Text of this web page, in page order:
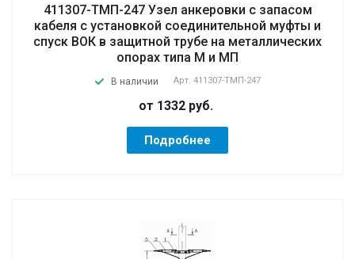
411307-ТМП-247 Узел анкеровки с запасом
кабеля с установкой соединительной муфты и
спуск ВОК в защитной трубе на металлических
опорах типа М и МП
В наличии Арт. 411307-ТМП-247
от 1332 руб.
Подробнее